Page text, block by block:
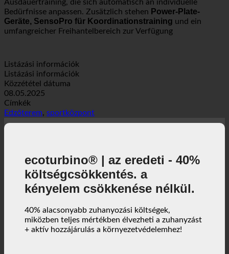
Es bietet zwei innovatív Milon-Zirkel für effektives Kraft- und
Ausdauertraining, die sich automatisch an individuelle
Bedürfnisse anpassen. Zusätzlich stehenPower-Plate-
Geräte, SensoPro für Koordinationstraining
Listázási információk
Listázási információk
Közzététel dátuma
08.05.2025
Címkék
Edzőterem,sportközpont
ecoturbino® | az eredeti - 40%
költségcsökkentés. a
40% alacsonyabb zuhanyozási költségek,
miközben teljes mértékben élvezheti a zuhanyzást